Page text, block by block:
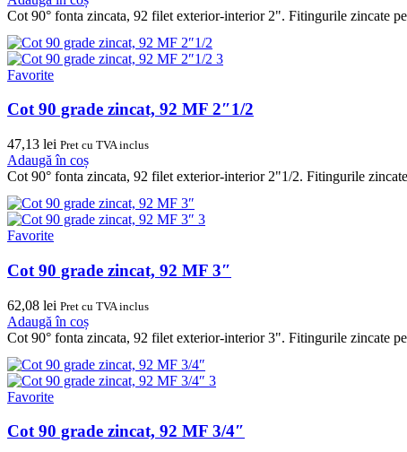
Cot 90° fonta zincata, 92 filet exterior-interior 2". Fitingurile zincate
Favorite
Cot 90 grade zincat, 92 MF 2″1/2
47,13 lei Pret cu TVA inclus
Adaugă în coș
Cot 90° fonta zincata, 92 filet exterior-interior 2"1/2. Fitingurile
Favorite
Cot 90 grade zincat, 92 MF 3″
62,08 lei Pret cu TVA inclus
Adaugă în coș
Cot 90° fonta zincata, 92 filet exterior-interior 3". Fitingurile zincate
Favorite
Cot 90 grade zincat, 92 MF 3/4″